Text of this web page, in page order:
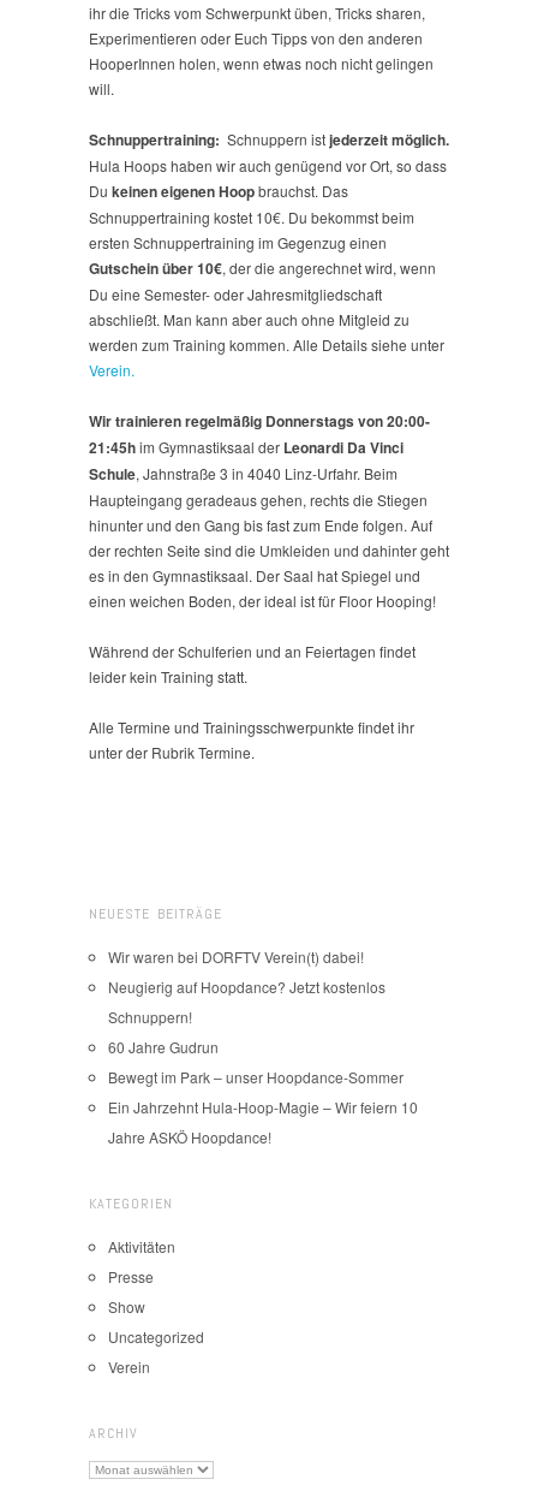
ihr die Tricks vom Schwerpunkt üben, Tricks sharen,
Experimentieren oder Euch Tipps von den anderen
HooperInnen holen, wenn etwas noch nicht gelingen
will.
Schnuppertraining: Schnuppern istjederzeit möglich.
Hula Hoops haben wir auch genügend vor Ort, so dass
Du keinen eigenen Hoopbrauchst. Das
Schnuppertraining kostet 10€. Du bekommst beim
ersten Schnuppertraining im Gegenzug einen
Gutscheinüber 10€, der die angerechnet wird, wenn
Du eine Semester- oder Jahresmitgliedschaft
abschließt. Man kann aber auch ohne Mitgleid zu
werden zum Training kommen. Alle Details siehe unter
Verein.
Wir trainierenregelmäßig Donnerstags von 20:00-
21:45him Gymnastiksaal der Leonardi Da Vinci
Schule, Jahnstraße 3 in 4040 Linz-Urfahr. Beim
Haupteingang geradeaus gehen, rechts die Stiegen
hinunter und den Gang bis fast zum Ende folgen. Auf
der rechten Seite sind die Umkleiden und dahinter geht
es in den Gymnastiksaal. Der Saal hat Spiegel und
einen weichen Boden, der ideal ist für Floor Hooping!
Während der Schulferien und an Feiertagen findet
leider kein Training statt.
Alle Termine und Trainingsschwerpunkte findet ihr
unter der Rubrik Termine.
NEUESTE BEITRÄGE
Wir waren bei DORFTV Verein(t) dabei!
Neugierig auf Hoopdance? Jetzt kostenlos
Schnuppern!
60 Jahre Gudrun
Bewegt im Park – unser Hoopdance-Sommer
Ein Jahrzehnt Hula-Hoop-Magie – Wir feiern 10
Jahre ASKÖ Hoopdance!
KATEGORIEN
Aktivitäten
Presse
Show
Uncategorized
Verein
ARCHIV
Archiv